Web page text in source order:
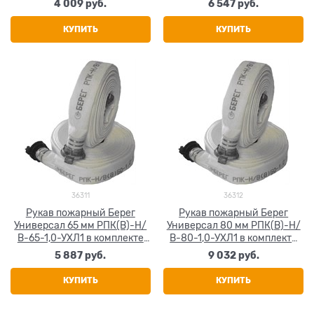
РС-50,01П 20+-1 м
4 009 руб.
КУПИТЬ
РС-70,01А 20+-1 м
6 547 руб.
КУПИТЬ
36311
Рукав пожарный Берег
Универсал 65 мм РПК(В)-Н/
В-65-1,0-УХЛ1 в комплекте
головка и ствол ГР-65П и
РС-70,01П 20+-1 м
5 887 руб.
КУПИТЬ
36312
Рукав пожарный Берег
Универсал 80 мм РПК(В)-Н/
В-80-1,0-УХЛ1 в комплекте
головки ГР-80А 20+-1 м
9 032 руб.
КУПИТЬ